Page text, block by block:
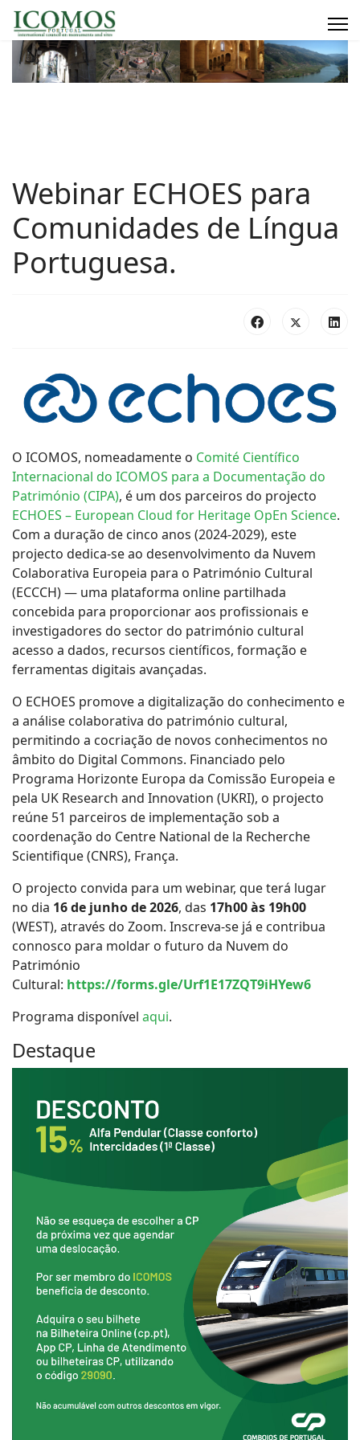
Webinar ECHOES para
Comunidades de Língua
Portuguesa.
O ICOMOS, nomeadamente o Comité Científico
Internacional do ICOMOS para a Documentação do
Património (CIPA), é um dos parceiros do projecto
ECHOES – European Cloud for Heritage OpEn Science.
Com a duração de cinco anos (2024-2029), este
projecto dedica-se ao desenvolvimento da Nuvem
Colaborativa Europeia para o Património Cultural
(ECCCH) — uma plataforma online partilhada
concebida para proporcionar aos profissionais e
investigadores do sector do património cultural
acesso a dados, recursos científicos, formação e
ferramentas digitais avançadas.
O ECHOES promove a digitalização do conhecimento e
a análise colaborativa do património cultural,
permitindo a cocriação de novos conhecimentos no
âmbito do Digital Commons. Financiado pelo
Programa Horizonte Europa da Comissão Europeia e
pela UK Research and Innovation (UKRI), o projecto
reúne 51 parceiros de implementação sob a
coordenação do Centre National de la Recherche
Scientifique (CNRS), França.
O projecto convida para um webinar, que terá lugar
no dia 16 de junho de 2026, das 17h00 às 19h00
(WEST), através do Zoom. Inscreva-se já e contribua
connosco para moldar o futuro da Nuvem do
Património
Cultural: https://forms.gle/Urf1E17ZQT9iHYew6
Programa disponível aqui.
Destaque